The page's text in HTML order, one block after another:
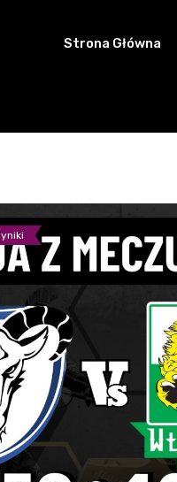
Strona Główna